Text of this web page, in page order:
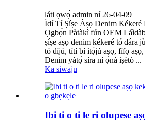
láti ọwọ́ admin ní 26-04-09
Ìdí Tí Ṣíṣe Àṣọ Denim Kékeré
Ọgbọ́n Pàtàkì fún OEM
ṣíṣe aṣọ denim kékeré tó dára
tó díjú, títí bí ìtọ́jú aṣọ, fífọ
Denim yàtọ̀ síra ní ọ̀nà ìṣètò ...
Ka siwaju
Ibi ti o ti le ri olupese